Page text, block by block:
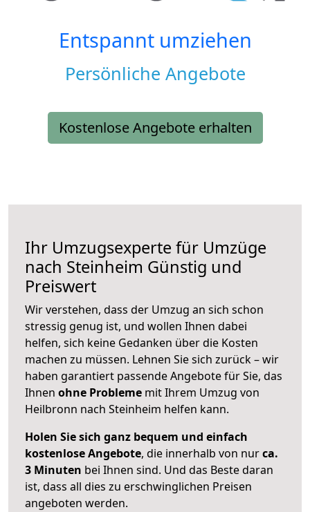
Entspannt umziehen
Persönliche Angebote
Kostenlose Angebote erhalten
Ihr Umzugsexperte für Umzüge
nach Steinheim Günstig und
Preiswert
Wir verstehen, dass der Umzug an sich schon
stressig genug ist, und wollen Ihnen dabei
helfen, sich keine Gedanken über die Kosten
machen zu müssen. Lehnen Sie sich zurück – wir
haben garantiert passende Angebote für Sie, das
Ihnen ohne Probleme mit Ihrem Umzug von
Heilbronn nach Steinheim helfen kann.
Holen Sie sich ganz bequem und einfach
kostenlose Angebote, die innerhalb von nurca.
3 Minuten bei Ihnen sind. Und das Beste daran
ist, dass all dies zu erschwinglichen Preisen
angeboten werden.